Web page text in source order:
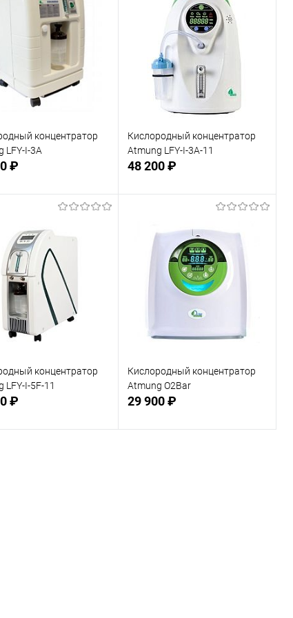
концентратор
LFY-I-3А
₽
Недоступно
Кислородный концентратор
Atmung LFY-I-3А-11
48 200 ₽
В избранное
Недоступно
концентратор
LFY-I-5F-11
₽
Кислородный концентратор
Atmung O2Bar
29 900 ₽